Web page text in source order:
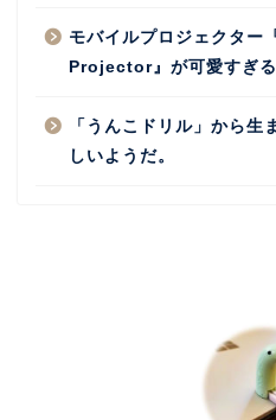
モバイルプロジェクタ
Projector』が可愛すぎ
「うんこドリル」から生
しいようだ。